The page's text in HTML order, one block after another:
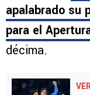
apalabrado su
para el
décima.